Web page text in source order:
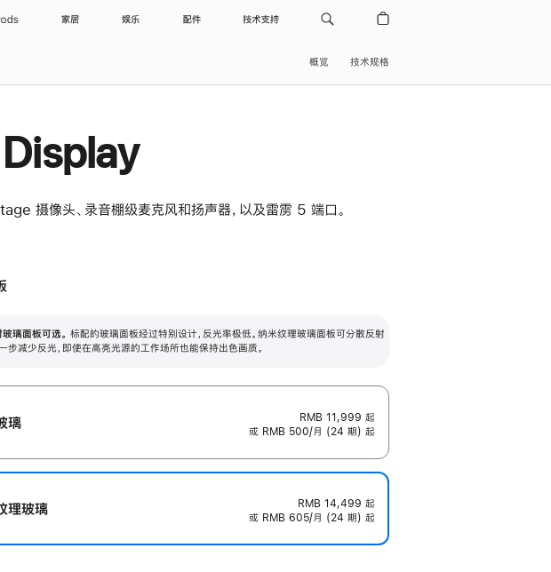
家居 娱乐 配件 技术支持
概览 技术规格
摄像头、录音棚级麦克风和扬声器，以及雷雳 5 端口。
能保持出色画质。
璃面板可选。 标配的玻璃面板经过特别设计，反光率极低。纳米纹理玻璃面板可分散反射
步减少反光，即使在高亮光源的工作场所也能保持出色画质。
璃 RMB 11,999 起
或 RMB 500/月 (24 期) 起
理玻璃 RMB 14,499 起
或 RMB 605/月 (24 期) 起